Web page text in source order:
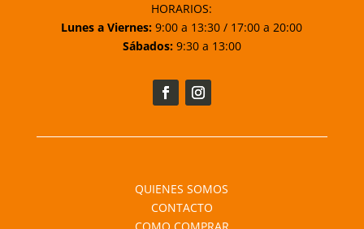
HORARIOS:
Lunes a Viernes: 9:00 a 13:30 / 17:00 a 20:00
Sábados:9:30 a 13:00
QUIENES SOMOS
CONTACTO